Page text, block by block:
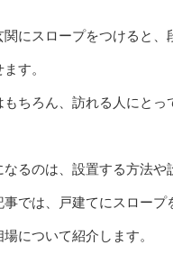
関にスロープをつけると、
す。
もちろん、訪れる人にとっ
なるのは、設置する方法や
事では、戸建てにスロープ
について紹介します。